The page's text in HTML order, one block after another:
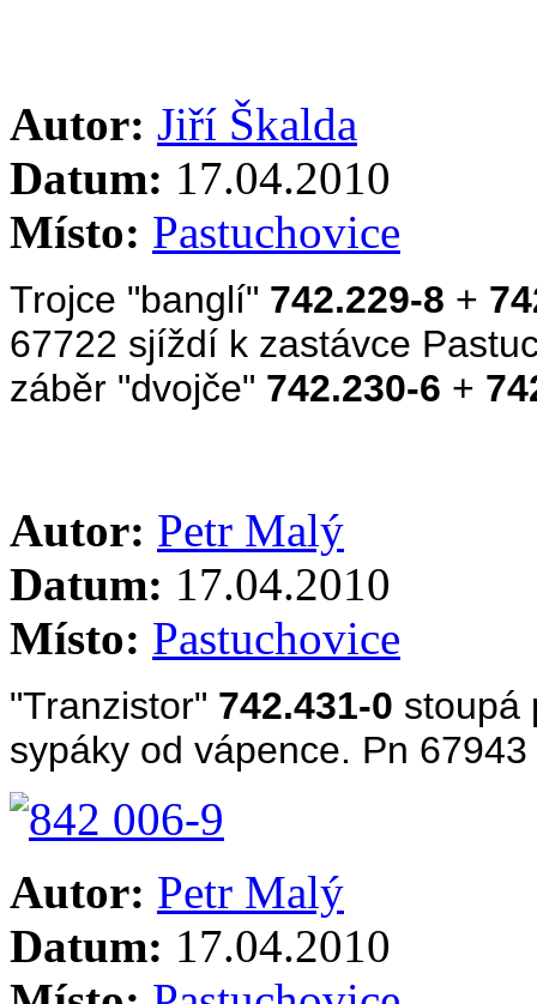
Autor: Jiří Škalda
Datum: 17.04.2010
Místo: Pastuchovice
Trojce "banglí" 742.229-8 +
67722 sjíždí k zastávce
záběr "dvojče" 742.230-6 +
Autor: Petr Malý
Datum: 17.04.2010
Místo: Pastuchovice
"Tranzistor" 742.431-0 stoupá
sypáky od vápence. Pn
Autor: Petr Malý
Datum: 17.04.2010